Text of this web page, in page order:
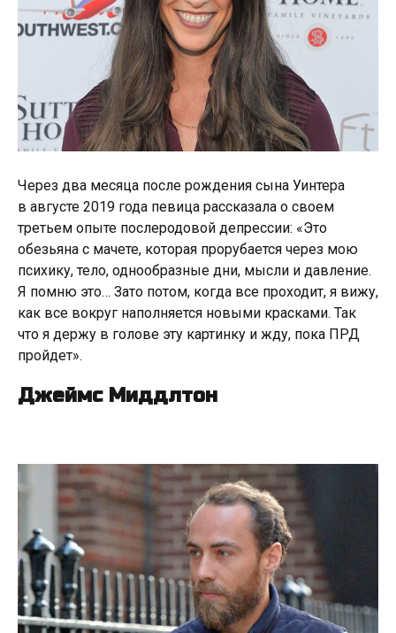
Через два месяца после рождения сына Уинтера
в августе 2019 года певица рассказала о своем
третьем опыте послеродовой депрессии: «Это
обезьяна с мачете, которая прорубается через мою
психику, тело, однообразные дни, мысли и давление.
Я помню это… Зато потом, когда все проходит, я вижу,
как все вокруг наполняется новыми красками. Так
что я держу в голове эту картинку и жду, пока ПРД
пройдет».
Джеймс Миддлтон